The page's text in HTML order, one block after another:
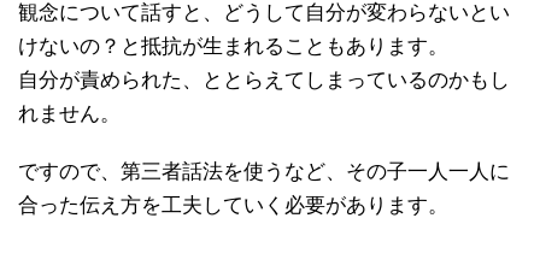
観念について話すと、どうして自分が変わらないとい
けないの？と抵抗が生まれることもあります。
自分が責められた、ととらえてしまっているのかもし
れません。
ですので、第三者話法を使うなど、その子一人一人に
合った伝え方を工夫していく必要があります。